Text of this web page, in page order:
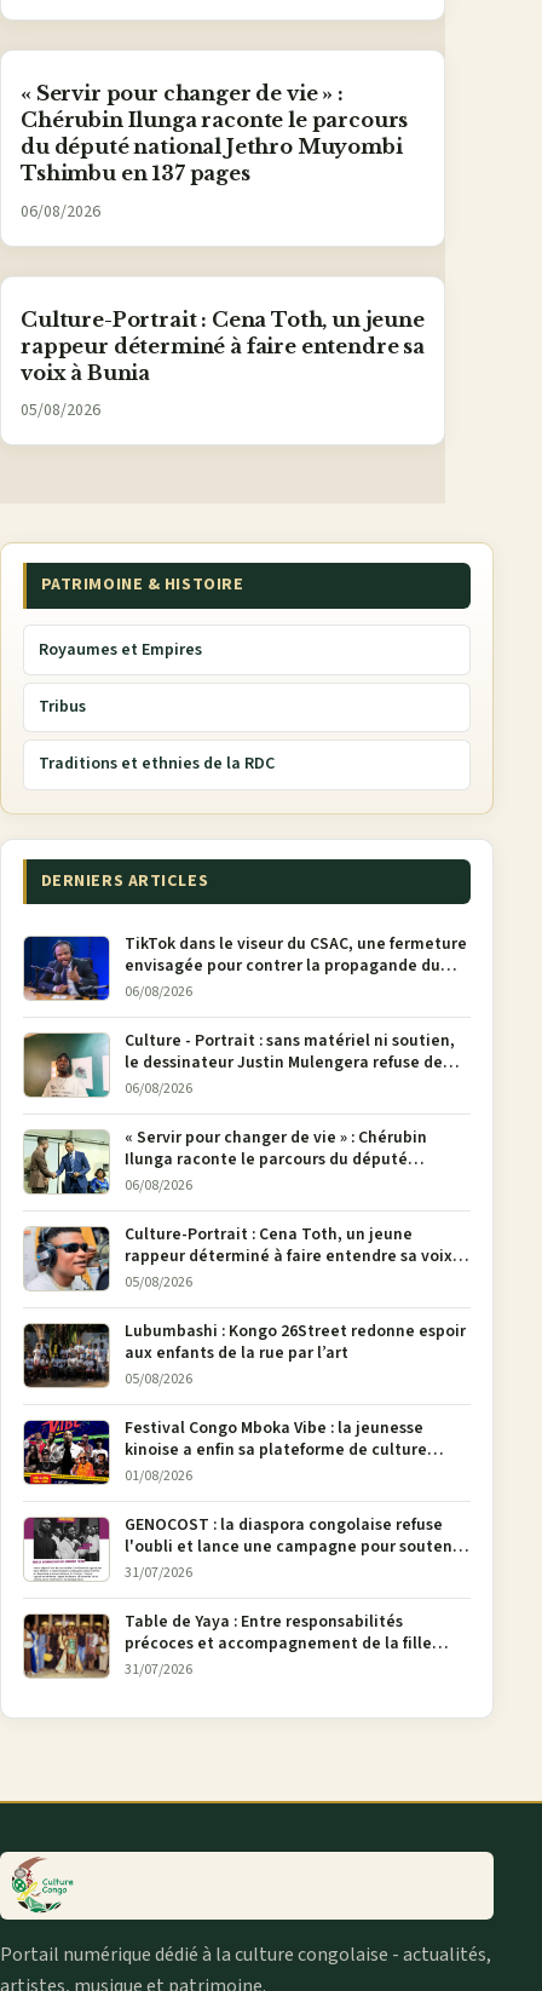
« Servir pour changer de vie » :
Chérubin Ilunga raconte le parcours
du député national Jethro Muyombi
Tshimbu en 137 pages
06/08/2026
Culture-Portrait : Cena Toth, un jeune
rappeur déterminé à faire entendre sa
voix à Bunia
05/08/2026
PATRIMOINE & HISTOIRE
Royaumes et Empires
Tribus
Traditions et ethnies de la RDC
DERNIERS ARTICLES
TikTok dans le viseur du CSAC, une fermeture
envisagée pour contrer la propagande du
M23
06/08/2026
Culture - Portrait : sans matériel ni soutien,
le dessinateur Justin Mulengera refuse de
poser son crayon
06/08/2026
« Servir pour changer de vie » : Chérubin
Ilunga raconte le parcours du député
national Jethro Muyombi Tshimbu en 137
06/08/2026
Culture-Portrait : Cena Toth, un jeune
rappeur déterminé à faire entendre sa voix à
Bunia
05/08/2026
Lubumbashi : Kongo 26Street redonne espoir
aux enfants de la rue par l’art
05/08/2026
Festival Congo Mboka Vibe : la jeunesse
kinoise a enfin sa plateforme de culture
urbaine
01/08/2026
GENOCOST : la diaspora congolaise refuse
l'oubli et lance une campagne pour soutenir
la pétition FONAREV depuis Bruxelles
31/07/2026
Table de Yaya : Entre responsabilités
précoces et accompagnement de la fille
aînée, la diaspora en débat
31/07/2026
Portail numérique dédié à la culture congolaise - actualités,